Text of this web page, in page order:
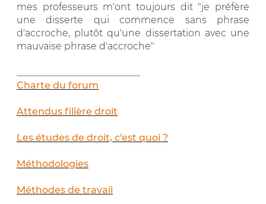
mes professeurs m'ont toujours dit "je préfère
une disserte qui commence sans phrase
d'accroche, plutôt qu'une dissertation avec une
mauvaise phrase d'accroche"
Charte du forum
Attendus filière droit
Les études de droit, c'est quoi ?
Méthodologies
Méthodes de travail